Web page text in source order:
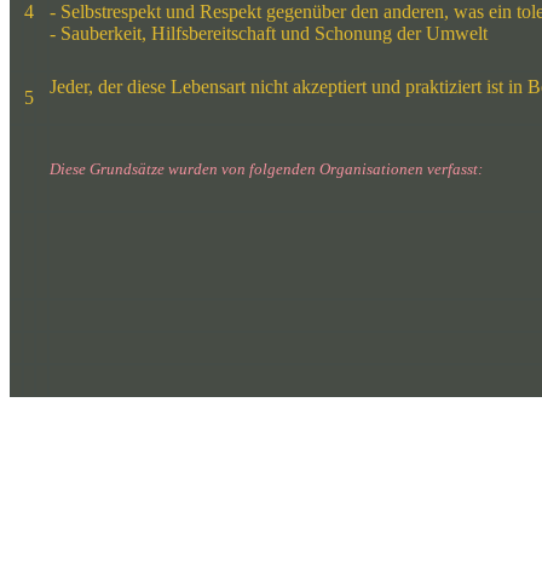
4
- Selbstrespekt und Respekt gegenüber den anderen, was ein
- Sauberkeit, Hilfsbereitschaft und Schonung der Umwelt
5
Jeder, der diese Lebensart nicht akzeptiert und praktiziert ist in
Diese Grundsätze wurden von folgenden Organisationen verfasst: